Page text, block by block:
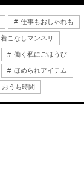
仕事もおしゃれも
着こなしマンネリ
働く私にごほうび
ほめられアイテム
おうち時間